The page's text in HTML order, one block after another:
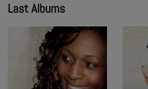
Last Albums